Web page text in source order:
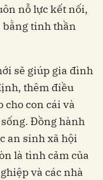
nỗ lực kết nối,
bằng tinh thần
sẽ giúp gia đình
thêm điều
cho con cái và
Đồng hành
an sinh xã hội
là tình cảm của
và các nhà